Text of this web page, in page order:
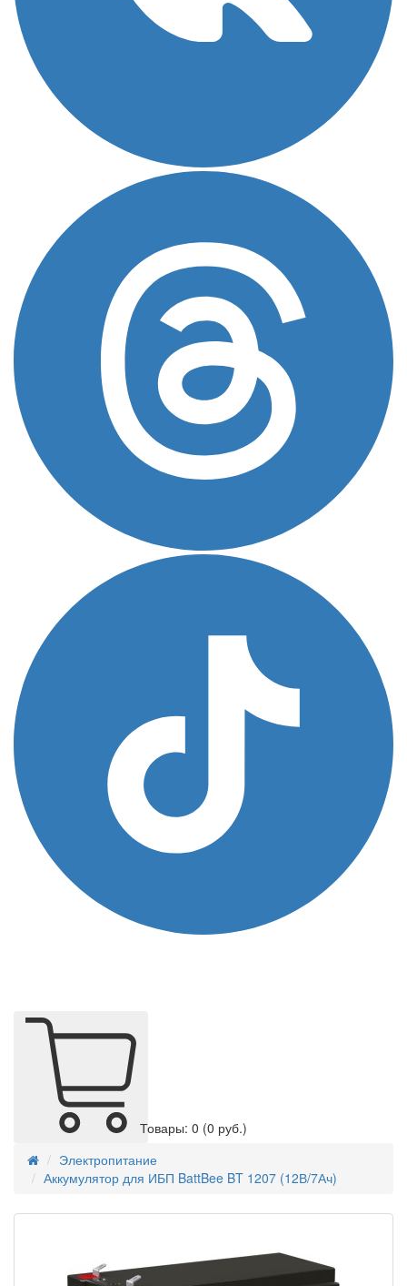
Товары: 0 (0 руб.)
Электропитание
Аккумулятор для ИБП BattBee BT 1207 (12В/7Ач)